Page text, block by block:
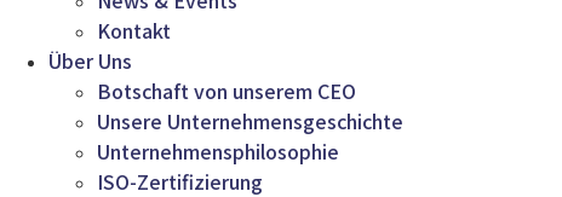
Kontakt
Über Uns
Botschaft von unserem CEO
Unsere Unternehmensgeschichte
Unternehmensphilosophie
ISO-Zertifizierung